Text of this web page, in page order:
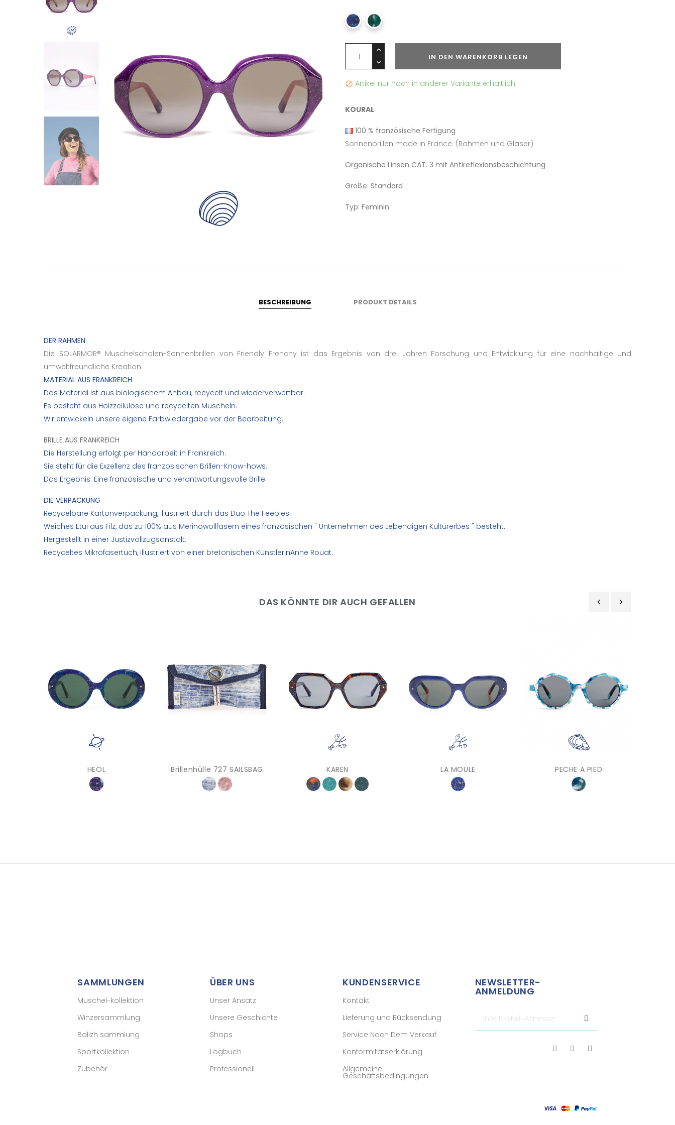
IN DEN WARENKORB LEGEN
 Artikel nur noch in anderer Variante erhältlich
KOURAL
100 % französische Fertigung
Sonnenbrillen made in France. (Rahmen und Gläser)
Organische Linsen CAT. 3 mit Antireflexionsbeschichtung
Größe: Standard
Typ: Feminin
BESCHREIBUNG PRODUKT DETAILS
DER RAHMEN
Die SOLARMOR® Muschelschalen-Sonnenbrillen von Friendly Frenchy ist das Ergebnis von drei Jahren Forschung und Entwicklung für eine nachhaltige und
umweltfreundliche Kreation.
MATERIAL AUS FRANKREICH
Das Material ist aus biologischem Anbau, recycelt und wiederverwertbar.
Es besteht aus Holzzellulose und recycelten Muscheln.
Wir entwickeln unsere eigene Farbwiedergabe vor der Bearbeitung.
BRILLE AUS FRANKREICH
Die Herstellung erfolgt per Handarbeit in Frankreich.
Sie steht für die Exzellenz des französischen Brillen-Know-hows.
Das Ergebnis: Eine französische und verantwortungsvolle Brille.
DIE VERPACKUNG
Recycelbare Kartonverpackung, illustriert durch das Duo The Feebles.
Weiches Etui aus Filz, das zu 100% aus Merinowollfasern eines französischen " Unternehmen des Lebendigen Kulturerbes " besteht.
Hergestellt in einer Justizvollzugsanstalt.
Recyceltes Mikrofasertuch, illustriert von einer bretonischen KünstlerinAnne Rouat.
DAS KÖNNTE DIR AUCH GEFALLEN
HEOL Brillenhülle 727 SAILSBAG KAREN LA MOULE PECHE A PIED
SAMMLUNGEN
Muschel-kollektion
Winzersammlung
Balizh sammlung
Sportkollektion
Zubehör
ÜBER UNS
Unser Ansatz
Unsere Geschichte
Shops
Logbuch
Professionell
KUNDENSERVICE
Kontakt
Lieferung und Rücksendung
Service Nach Dem Verkauf
Konformitätserklärung
Allgemeine
Geschäftsbedingungen
NEWSLETTER-
ANMELDUNG